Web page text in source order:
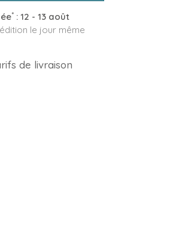
*: 12 - 13 août
le jour même
de livraison